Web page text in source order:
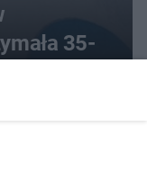
35-
w swoim